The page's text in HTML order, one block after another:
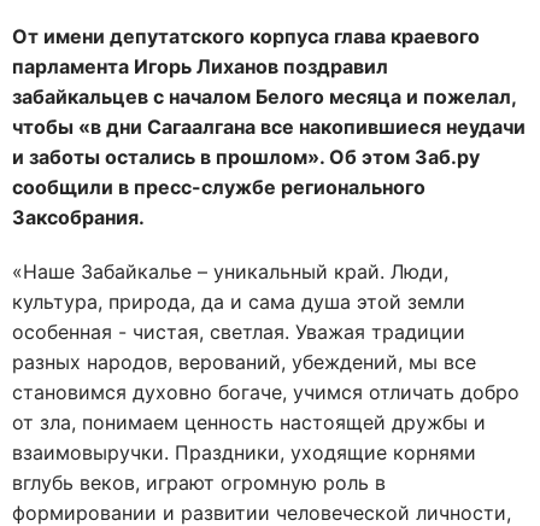
От имени депутатского корпуса глава краевого
парламента Игорь Лиханов поздравил
забайкальцев с началом Белого месяца и пожелал,
чтобы «в дни Сагаалгана все накопившиеся неудачи
и заботы остались в прошлом». Об этом Заб.ру
сообщили в пресс-службе регионального
Заксобрания.
«Наше Забайкалье – уникальный край. Люди,
культура, природа, да и сама душа этой земли
особенная - чистая, светлая. Уважая традиции
разных народов, верований, убеждений, мы все
становимся духовно богаче, учимся отличать добро
от зла, понимаем ценность настоящей дружбы и
взаимовыручки. Праздники, уходящие корнями
вглубь веков, играют огромную роль в
формировании и развитии человеческой личности,